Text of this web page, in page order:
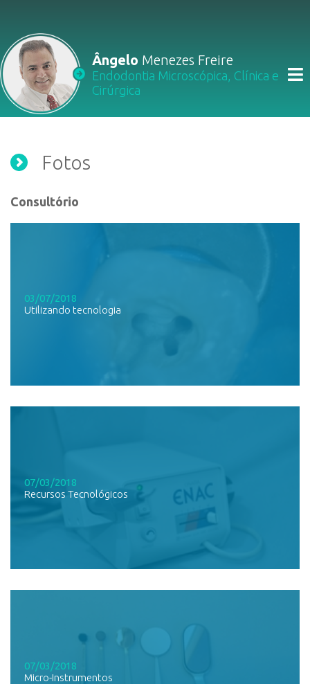
Ângelo Menezes Freire
Endodontia Microscópica, Clínica e
Cirúrgica
Fotos
Consultório
03/07/2018
Utilizando tecnologia
07/03/2018
Recursos Tecnológicos
07/03/2018
Micro-Instrumentos